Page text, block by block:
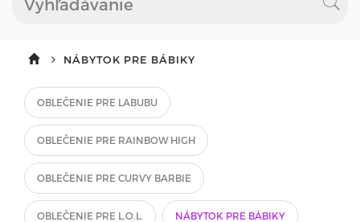
NÁBYTOK PRE BÁBIKY
OBLEČENIE PRE LABUBU
OBLEČENIE PRE RAINBOW HIGH
OBLEČENIE PRE CURVY BARBIE
OBLEČENIE PRE L.O.L. NÁBYTOK PRE BÁBIKY